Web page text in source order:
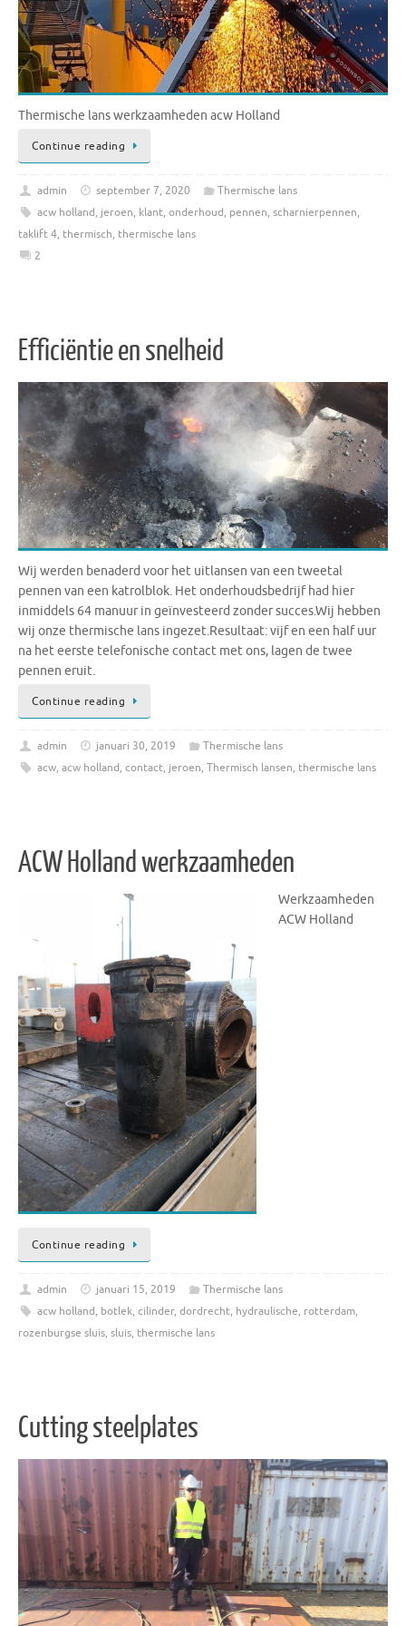
Thermische lans werkzaamheden acw Holland
Continue reading
admin september 7, 2020
Thermische lans
acw holland, jeroen, klant, onderhoud, pennen, scharnierpennen,
taklift 4, thermisch, thermische lans
2
Efficiëntie en snelheid
Wij werden benaderd voor het uitlansen van een tweetal
pennen van een katrolblok. Het onderhoudsbedrijf had hier
inmiddels 64 manuur in geïnvesteerd zonder succes.Wij hebben
wij onze thermische lans ingezet.Resultaat: vijf en een half uur
na het eerste telefonische contact met ons, lagen de twee
pennen eruit.
Continue reading
admin januari 30, 2019
Thermische lans
acw, acw holland, contact, jeroen, Thermisch lansen, thermische lans
ACW Holland werkzaamheden
Werkzaamheden
ACW Holland
Continue reading
admin januari 15, 2019
Thermische lans
acw holland, botlek, cilinder, dordrecht, hydraulische, rotterdam,
rozenburgse sluis, sluis, thermische lans
Cutting steelplates